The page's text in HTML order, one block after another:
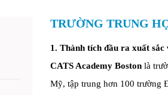
TRƯỜNG TRUNG
1. Thành tích đầu ra xuất
CATS Academy Bostonlà
Mỹ, tập trung hơn 100 trường